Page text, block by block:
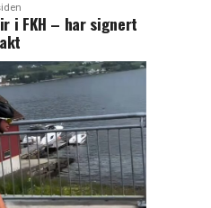
i FKH – har signert